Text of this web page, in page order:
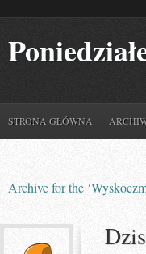
STRONA GŁÓWNA
Archive for the